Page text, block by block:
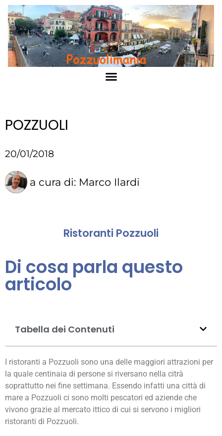
POZZUOLI
20/01/2018
a cura di: Marco Ilardi
Ristoranti Pozzuoli
Di cosa parla questo
articolo
Tabella dei Contenuti
I ristoranti a Pozzuoli sono una delle maggiori attrazioni per
la quale centinaia di persone si riversano nella citrà
soprattutto nei fine settimana. Essendo infatti una città di
mare a Pozzuoli ci sono molti pescatori ed aziende che
vivono grazie al mercato ittico di cui si servono i migliori
ristoranti di Pozzuoli.